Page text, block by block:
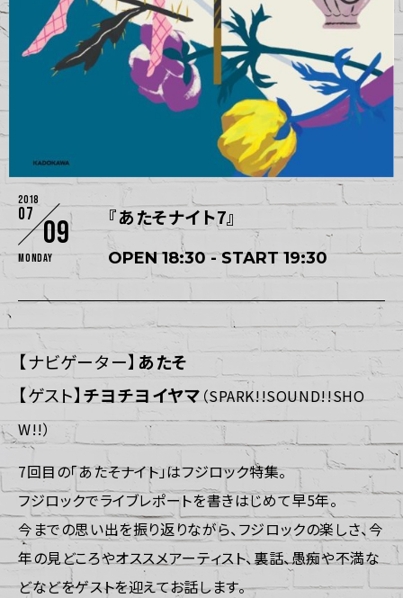
2018
07
09
Monday
『あたそナイト7』
OPEN 18:30 - START 19:30
【ナビゲーター】あたそ
【ゲスト】チヨチヨイヤマ（SPARK!!SOUND!!SHO
W!!）
7回目の「あたそナイト」はフジロック特集。
フジロックでライブレポートを書きはじめて早5年。
今までの思い出を振り返りながら、フジロックの楽しさ、今
年の見どころやオススメアーティスト、裏話、愚痴や不満な
どなどをゲストを迎えてお話します。